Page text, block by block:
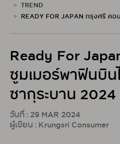
TREND
READY FOR JAPAN กรุงศรี ค
Ready For
ซูมเมอร์พาฟินบิ
ซากุระบาน 2024
วันที่ : 29 MAR 2024
ผู้เขียน : Krungsri Consumer